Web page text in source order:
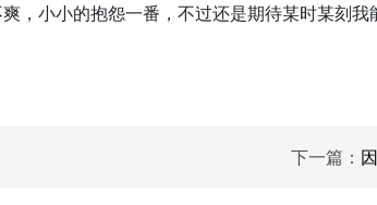
，小小的抱怨一番，不过还是期待某时某刻我
下一篇：